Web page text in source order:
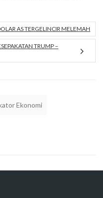
AS TERGELINCIR MELEMAH
TRUMP –
Ekonomi